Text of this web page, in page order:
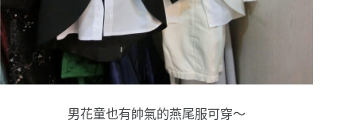
男花童也有帥氣的燕尾服可穿～